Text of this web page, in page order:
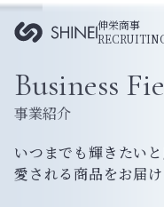
伸栄商事
Business
事業紹介
いつまでも輝きたい
愛される商品をお届